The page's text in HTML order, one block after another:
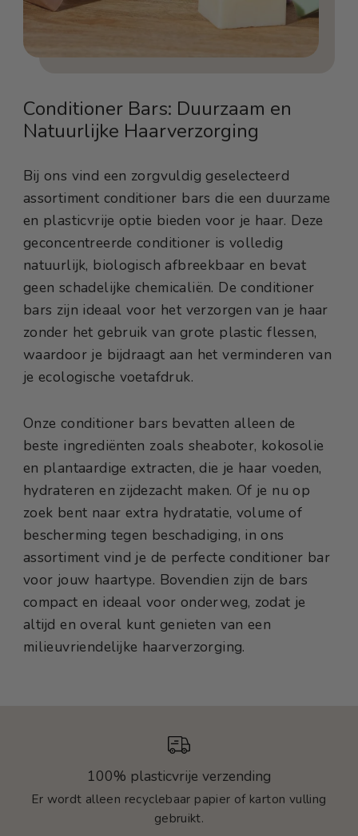
Conditioner Bars: Duurzaam en
Natuurlijke Haarverzorging
Bij ons vind een zorgvuldig geselecteerd
assortiment conditioner bars die een duurzame
en plasticvrije optie bieden voor je haar. Deze
geconcentreerde conditioner is volledig
natuurlijk, biologisch afbreekbaar en bevat
geen schadelijke chemicaliën. De conditioner
bars zijn ideaal voor het verzorgen van je haar
zonder het gebruik van grote plastic flessen,
waardoor je bijdraagt aan het verminderen van
je ecologische voetafdruk.
Onze conditioner bars bevatten alleen de
beste ingrediënten zoals sheaboter, kokosolie
en plantaardige extracten, die je haar voeden,
hydrateren en zijdezacht maken. Of je nu op
zoek bent naar extra hydratatie, volume of
bescherming tegen beschadiging, in ons
assortiment vind je de perfecte conditioner bar
voor jouw haartype. Bovendien zijn de bars
compact en ideaal voor onderweg, zodat je
altijd en overal kunt genieten van een
milieuvriendelijke haarverzorging.
100% plasticvrije verzending
Er wordt alleen recyclebaar papier of karton vulling
gebruikt.